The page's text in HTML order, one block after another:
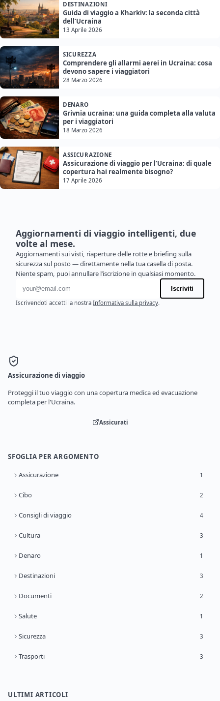
DESTINAZIONI
Guida di viaggio a Kharkiv: la seconda città
dell’Ucraina
13 Aprile 2026
SICUREZZA
Comprendere gli allarmi aerei in Ucraina: cosa
devono sapere i viaggiatori
28 Marzo 2026
DENARO
Grivnia ucraina: una guida completa alla valuta
per i viaggiatori
18 Marzo 2026
ASSICURAZIONE
Assicurazione di viaggio per l’Ucraina: di quale
copertura hai realmente bisogno?
17 Aprile 2026
Aggiornamenti di viaggio intelligenti, due
volte al mese.
Aggiornamenti sui visti, riaperture delle rotte e briefing sulla
sicurezza sul posto — direttamente nella tua casella di posta.
Niente spam, puoi annullare l’iscrizione in qualsiasi momento.
Indirizzo email
Iscriviti
Iscrivendoti accetti la nostra Informativa sulla privacy.
Assicurazione di viaggio
Proteggi il tuo viaggio con una copertura medica ed evacuazione
completa per l'Ucraina.
Assicurati
SFOGLIA PER ARGOMENTO
Assicurazione 1
Cibo 2
Consigli di viaggio 4
Cultura 3
Denaro 1
Destinazioni 3
Documenti 2
Salute 1
Sicurezza 3
Trasporti 3
ULTIMI ARTICOLI